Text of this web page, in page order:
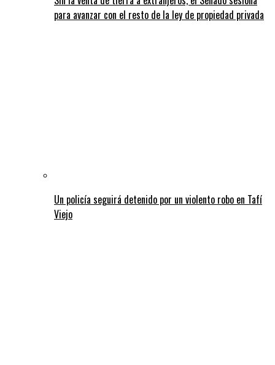
para avanzar con el resto de la ley de propiedad privada
Un policía seguirá detenido por un violento robo en Tafí
Viejo